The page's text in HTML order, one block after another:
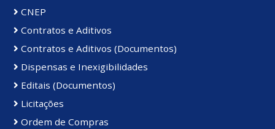
CNEP
Contratos e Aditivos
Contratos e Aditivos (Documentos)
Dispensas e Inexigibilidades
Editais (Documentos)
Licitações
Ordem de Compras